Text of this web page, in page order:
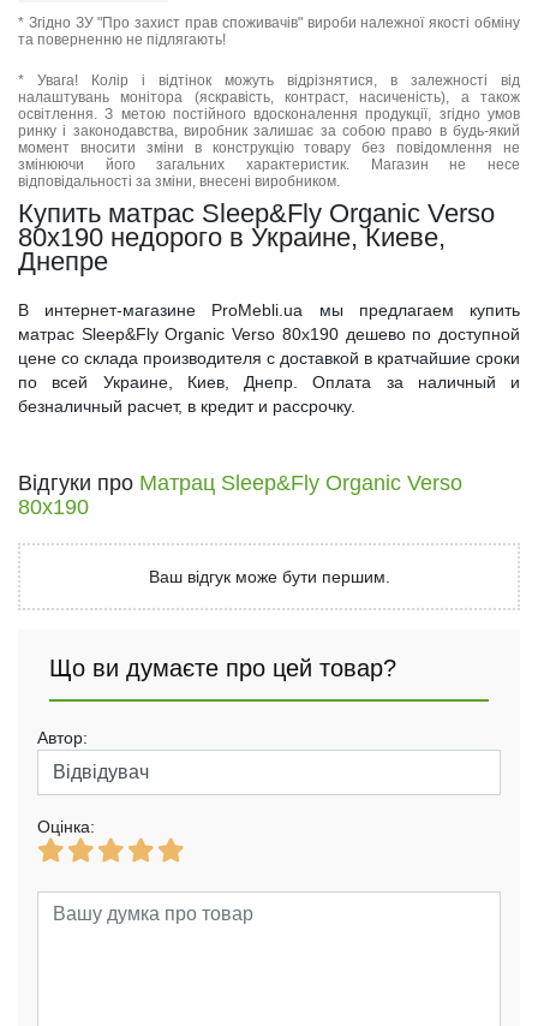
* Згідно ЗУ "Про захист прав споживачів" вироби належної якості обміну
та поверненню не підлягають!
* Увага! Колір і відтінок можуть відрізнятися, в залежності від
налаштувань монітора (яскравість, контраст, насиченість), а також
освітлення. З метою постійного вдосконалення продукції, згідно умов
ринку і законодавства, виробник залишає за собою право в будь-який
момент вносити зміни в конструкцію товару без повідомлення не
змінюючи його загальних характеристик. Магазин не несе
відповідальності за зміни, внесені виробником.
Купить матрас Sleep&Fly Organic Verso
80x190 недорого в Украине, Киеве,
Днепре
В интернет-магазине ProMebli.ua мы предлагаем купить
матрас Sleep&Fly Organic Verso 80x190 дешево по доступной
цене со склада производителя с доставкой в кратчайшие сроки
по всей Украине, Киев, Днепр. Оплата за наличный и
безналичный расчет, в кредит и рассрочку.
Відгуки про Матрац Sleep&Fly Organic Verso
80x190
Ваш відгук може бути першим.
Що ви думаєте про цей товар?
Автор:
Оцінка: